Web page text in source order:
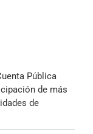
Pública
de más
de